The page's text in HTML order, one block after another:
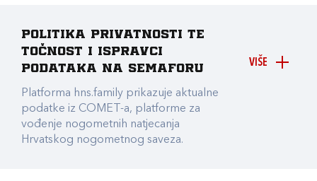
VIŠE
Politika privatnosti te
točnost i ispravci
podataka na Semaforu
Platforma hns.family prikazuje aktualne
podatke iz COMET-a, platforme za
vođenje nogometnih natjecanja
Hrvatskog nogometnog saveza.